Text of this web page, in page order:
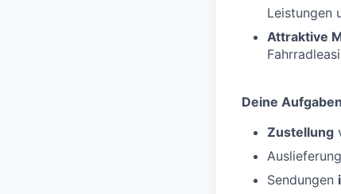
Leistungen
Attraktive
Deine
Zustellung
Sendungen